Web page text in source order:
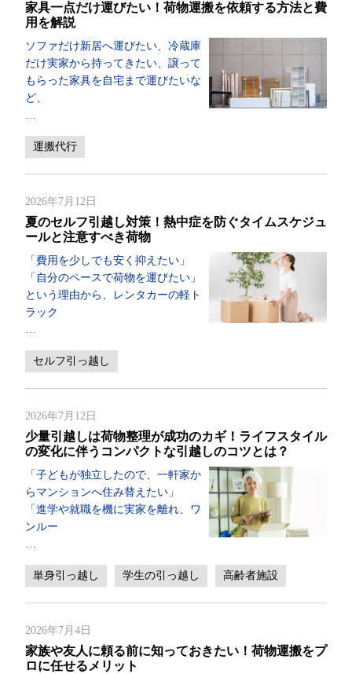
家具一点だけ運びたい！荷物運搬を依頼する方法と費
用を解説
ソファだけ新居へ運びたい、冷蔵庫
だけ実家から持ってきたい、譲って
もらった家具を自宅まで運びたいな
ど、
…
運搬代行
2026年7月12日
夏のセルフ引越し対策！熱中症を防ぐタイムスケジュ
ールと注意すべき荷物
「費用を少しでも安く抑えたい」
「自分のペースで荷物を運びたい」
という理由から、レンタカーの軽ト
ラック
…
セルフ引っ越し
2026年7月12日
少量引越しは荷物整理が成功のカギ！ライフスタイル
の変化に伴うコンパクトな引越しのコツとは？
「子どもが独立したので、一軒家か
らマンションへ住み替えたい」
「進学や就職を機に実家を離れ、ワ
ンルー
…
単身引っ越し 学生の引っ越し 高齢者施設
2026年7月4日
家族や友人に頼る前に知っておきたい！荷物運搬をプ
ロに任せるメリット